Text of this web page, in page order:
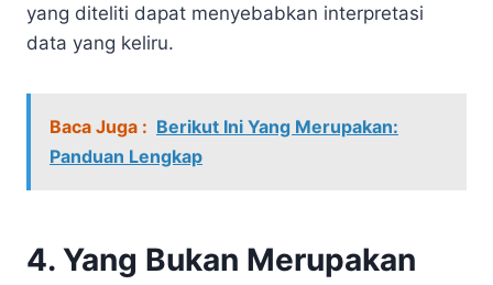
yang diteliti dapat menyebabkan interpretasi
data yang keliru.
Baca Juga : Berikut Ini Yang Merupakan:
Panduan Lengkap
4. Yang Bukan Merupakan